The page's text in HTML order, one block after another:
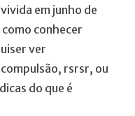
em junho de
conhecer
ver
rsrsr, ou
do que é